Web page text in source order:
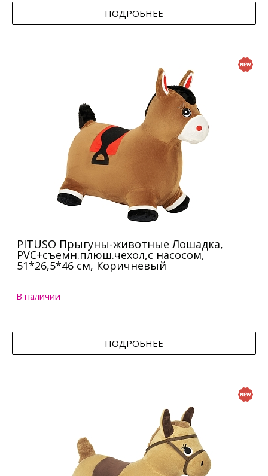
ПОДРОБНЕЕ
PITUSO Прыгуны-животные Лошадка,
PVC+съемн.плюш.чехол,с насосом,
51*26,5*46 см, Коричневый
В наличии
ПОДРОБНЕЕ